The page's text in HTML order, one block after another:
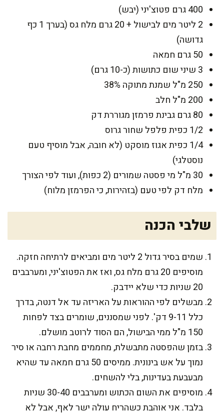
400 גרם פטוצ'יני (יבש)
2 ליטר מים לבישול + 20 גרם מלח גס (בערך 1 כף
גדושה)
50 גרם חמאה
3 שיני שום כתושות (כ-10 גרם)
250 מ"ל שמנת מתוקה 38%
200 מ"ל חלב
80 גרם גבינת פרמזן מגוררת דק
1/2 כפית פלפל שחור גרוס
1/4 כפית אגוז מוסקט (לא חובה, אבל מוסיף טעם
נוסטלגי)
30 מ"ל מי פסטה שמורים (2 כפות), ועוד לפי הצורך
מלח דק לפי טעם (בזהירות, כי הפרמזן מלוח)
שלבי הכנה
שמים בסיר גדול 2 ליטר מים ומביאים לרתיחה חזקה.
מוסיפים 20 גרם מלח גס, ואז את הפטוצ'יני, ומערבבים
20 שניות כדי שלא יידבק.
מבשלים לפי ההוראות על האריזה עד אל דנטה, בדרך
כלל 9-11 דק'. לפני שמסננים, שומרים בצד לפחות
150 מ"ל ממי הבישול, הם הסוד לרוטב מושלם.
בזמן שהפסטה מתבשלת, מחממים מחבת רחבה או סיר
נמוך על אש בינונית. ממיסים 50 גרם חמאה עד שהיא
מבעבעת בעדינות, בלי להשחים.
מוסיפים את השום הכתוש ומערבבים 30-40 שניות
בלבד. אני אוהבת כשהריח עולה ישר לאף, אבל לא